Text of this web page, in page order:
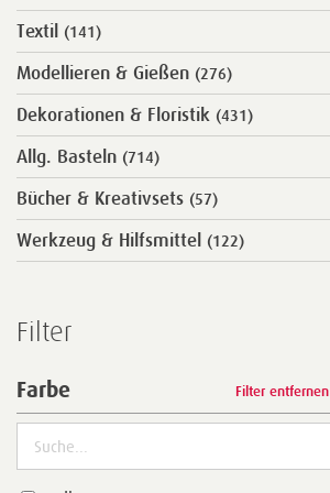
Textil (141)
Modellieren & Gießen (276)
Dekorationen & Floristik (431)
Allg. Basteln (714)
Bücher & Kreativsets (57)
Werkzeug & Hilfsmittel (122)
Filter
Farbe Filter entfernen